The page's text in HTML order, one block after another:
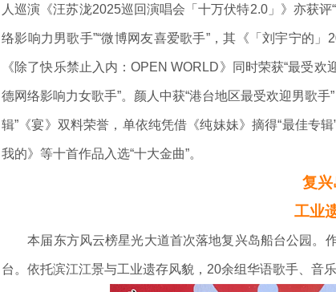
人巡演《汪苏泷2025巡回演唱会「十万伏特2.0」》亦获评
络影响力男歌手”“微博网友喜爱歌手”，其《「刘宇宁的
《除了快乐禁止入内：OPEN WORLD》同时荣获“最受欢
德网络影响力女歌手”。颜人中获“港台地区最受欢迎男歌手
辑”《宴》双料荣誉，单依纯凭借《纯妹妹》摘得“最佳专
我的》等十首作品入选“十大金曲”。
复
工业
本届东方风云榜星光大道首次落地复兴岛船台公园。
台。依托滨江江景与工业遗存风貌，20余组华语歌手、音